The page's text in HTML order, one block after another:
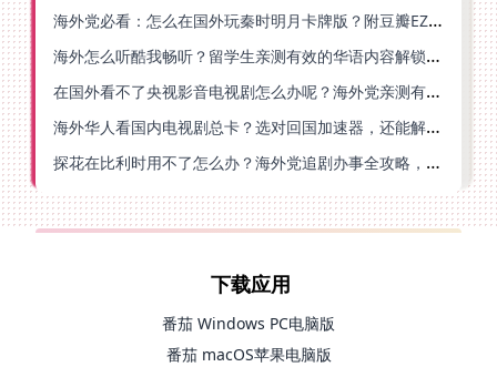
海外党必看：怎么在国外玩秦时明月卡牌版？附豆瓣EZCast地区限制破解法
海外怎么听酷我畅听？留学生亲测有效的华语内容解锁指南
在国外看不了央视影音电视剧怎么办呢？海外党亲测有效的回国加速方案
海外华人看国内电视剧总卡？选对回国加速器，还能解决菲律宾打不开反诈中心的问题
探花在比利时用不了怎么办？海外党追剧办事全攻略，选对加速器就够了
下载应用
番茄 Windows PC电脑版
番茄 macOS苹果电脑版